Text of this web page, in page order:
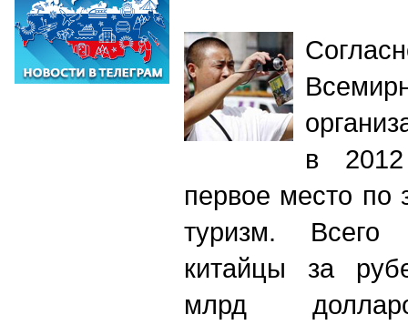
в
первое место по
туризм.
китайцы за
млрд